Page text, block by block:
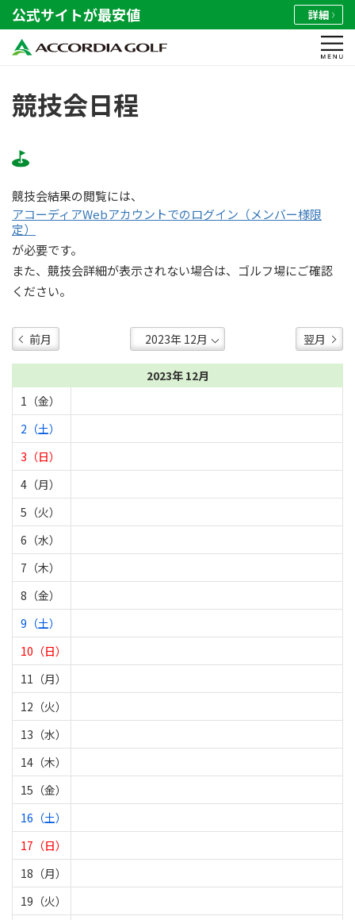
公式サイトが最安値 詳細
競技会日程
競技会結果の閲覧には、
アコーディアWebアカウントでのログイン（メンバー様限
定）
が必要です。
また、競技会詳細が表示されない場合は、ゴルフ場にご確認
ください。
前月 翌月
2023年 12月
1（金）
2（土）
3（日）
4（月）
5（火）
6（水）
7（木）
8（金）
9（土）
10（日）
11（月）
12（火）
13（水）
14（木）
15（金）
16（土）
17（日）
18（月）
19（火）